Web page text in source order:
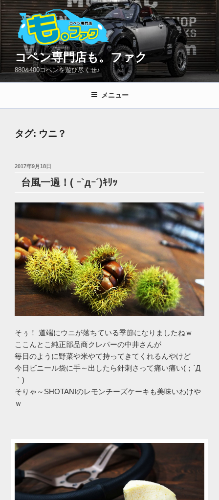
コ
ン
テ
ン
ツ
へ
ス
プ
コペン専門店も。ファク
880&400コペンを遊び尽くせ♪
メニュー
タグ: ウニ？
投
2017年9月18日
台風一過！( ｰ`дｰ´)ｷﾘｯ
そぅ！ 道端にウニが落ちている季節になりましたねｗ
ここんとこ純正部品商クレパーの中井さんが
毎日のように野菜や米やて持ってきてくれるんやけど
今日ビニール袋に手～出したら針刺さって痛い痛い(；´Д
｀)
そりゃ～SHOTANIのレモンチーズケーキも美味いわけや
ｗ